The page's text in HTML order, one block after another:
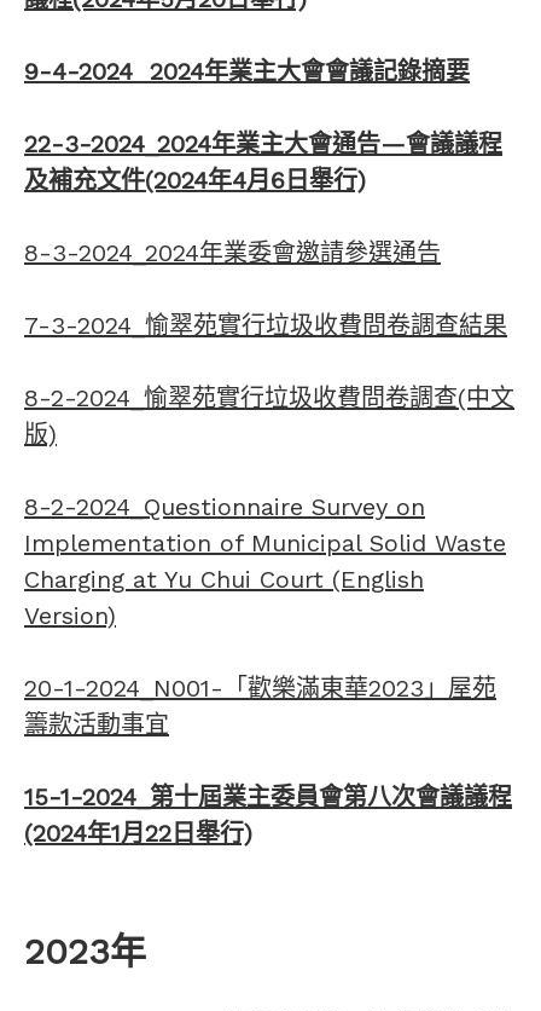
9-4-2024 2024年業主大會會議記錄摘要
22-3-2024_2024年業主大會通告—會議議程
及補充文件(2024年4月6日舉行)
8-3-2024_2024年業委會邀請參選通告
7-3-2024_愉翠苑實行垃圾收費問卷調查結果
8-2-2024_愉翠苑實行垃圾收費問卷調查(中文
版)
8-2-2024_Questionnaire Survey on
Implementation of Municipal Solid Waste
Charging at Yu Chui Court (English
Version)
20-1-2024_N001-「歡樂滿東華2023」屋苑
籌款活動事宜
15-1-2024_第十屆業主委員會第八次會議議程
(2024年1月22日舉行)
2023年